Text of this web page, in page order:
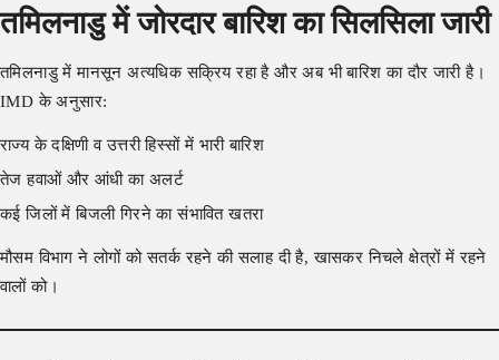
तमिलनाडु में जोरदार बारिश का सिलसिला जारी
तमिलनाडु में मानसून अत्यधिक सक्रिय रहा है और अब भी बारिश का दौर जारी है।
IMD के अनुसार:
राज्य के दक्षिणी व उत्तरी हिस्सों में भारी बारिश
तेज हवाओं और आंधी का अलर्ट
कई जिलों में बिजली गिरने का संभावित खतरा
मौसम विभाग ने लोगों को सतर्क रहने की सलाह दी है, खासकर निचले क्षेत्रों में रहने
वालों को।